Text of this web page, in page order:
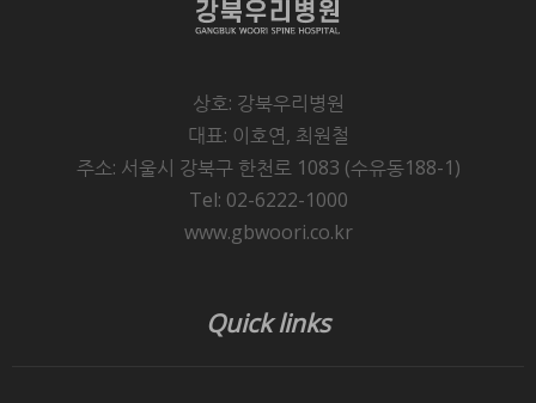
상호: 강북우리병원
대표: 이호연, 최원철
주소: 서울시 강북구 한천로 1083 (수유동188-1)
Tel: 02-6222-1000
www.gbwoori.co.kr
Quick links